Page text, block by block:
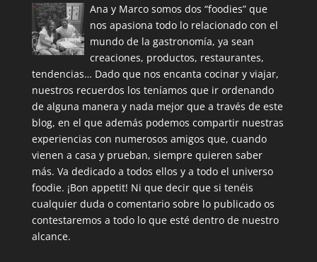
Ana y Marco somos dos “foodies” que
nos apasiona todo lo relacionado con el
mundo de la gastronomía, ya sean
creaciones, productos, restaurantes,
tendencias… Dado que nos encanta cocinar y viajar,
nuestros recuerdos los teníamos que ir ordenando
de alguna manera y nada mejor que a través de este
blog, en el que además podemos compartir nuestras
experiencias con numerosos amigos que, cuando
vienen a casa y prueban, siempre quieren saber
más. Va dedicado a todos ellos y a todo el universo
foodie. ¡Bon appetit! Ni que decir que si tenéis
cualquier duda o comentario sobre lo publicado os
contestaremos a todo lo que esté dentro de nuestro
alcance.